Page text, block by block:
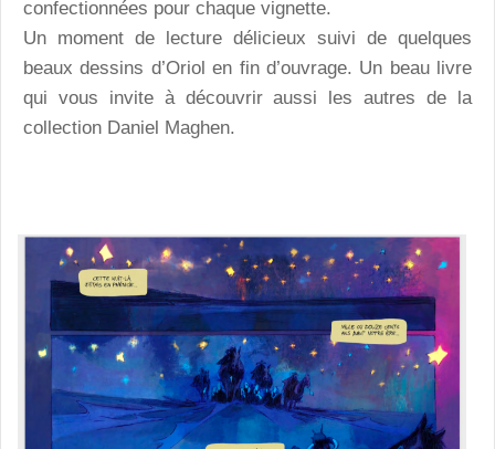
confectionnées pour chaque vignette.
Un moment de lecture délicieux suivi de quelques
beaux dessins d’Oriol en fin d’ouvrage. Un beau livre
qui vous invite à découvrir aussi les autres de la
collection Daniel Maghen.